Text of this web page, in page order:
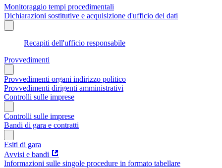
Monitoraggio tempi procedimentali
Dichiarazioni sostitutive e acquisizione d'ufficio dei dati
Recapiti dell'ufficio responsabile
Provvedimenti
Provvedimenti organi indirizzo politico
Provvedimenti dirigenti amministrativi
Controlli sulle imprese
Controlli sulle imprese
Bandi di gara e contratti
Esiti di gara
Avvisi e bandi
Informazioni sulle singole procedure in formato tabellare